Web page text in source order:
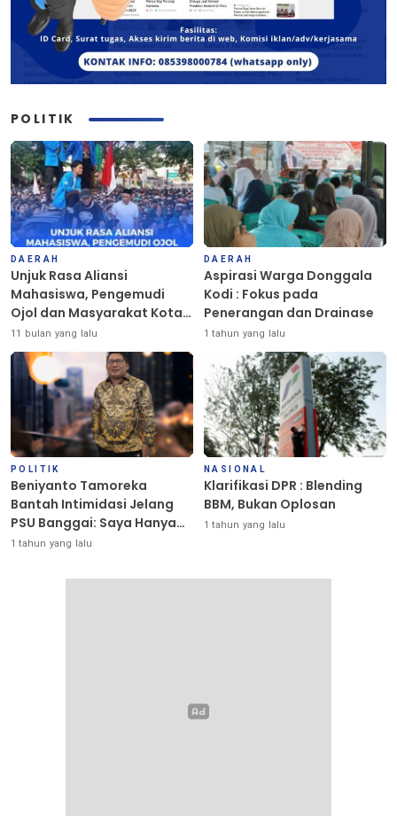
POLITIK
DAERAH
Unjuk Rasa Aliansi
Mahasiswa, Pengemudi
Ojol dan Masyarakat Kota
Palu Berlangsung Damai
11 bulan yang lalu
DAERAH
Aspirasi Warga Donggala
Kodi : Fokus pada
Penerangan dan Drainase
1 tahun yang lalu
POLITIK
Beniyanto Tamoreka
Bantah Intimidasi Jelang
PSU Banggai: Saya Hanya
Ingin Redakan Suasana
1 tahun yang lalu
NASIONAL
Klarifikasi DPR : Blending
BBM, Bukan Oplosan
1 tahun yang lalu